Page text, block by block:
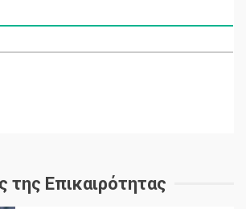
της Επικαιρότητας